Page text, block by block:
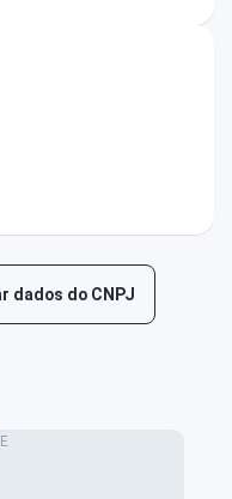
dados do CNPJ